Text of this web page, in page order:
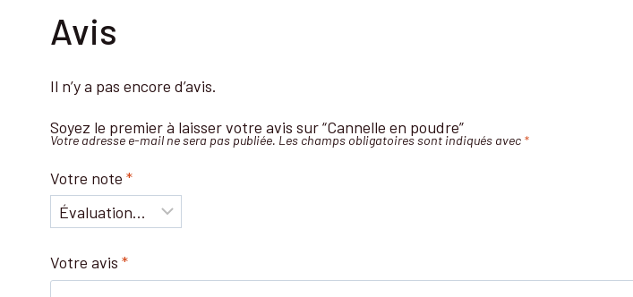
Avis
Il n’y a pas encore d’avis.
Soyez le premier à laisser votre avis sur “Cannelle en poudre”
Votre adresse e-mail ne sera pas publiée. Les champs obligatoires sont indiqués avec *
Votre note *
Votre avis *